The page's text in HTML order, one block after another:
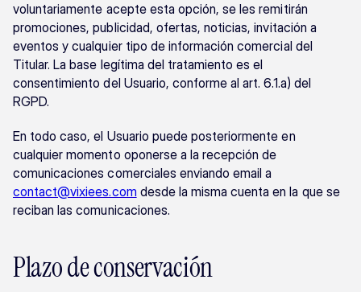
voluntariamente acepte esta opción, se les remitirán
promociones, publicidad, ofertas, noticias, invitación a
eventos y cualquier tipo de información comercial del
Titular. La base legítima del tratamiento es el
consentimiento del Usuario, conforme al art. 6.1.a) del
RGPD.
En todo caso, el Usuario puede posteriormente en
cualquier momento oponerse a la recepción de
contact@vixiees.com desde la misma cuenta en la que se
reciban las comunicaciones.
Plazo de conservación